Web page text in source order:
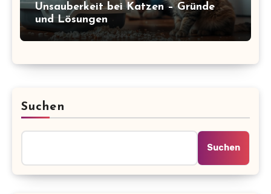
Unsauberkeit bei Katzen – Gründe
und Lösungen
Suchen
Suchen